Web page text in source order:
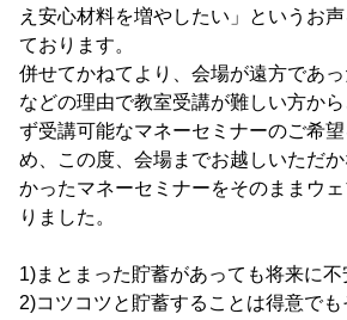
え安心材料を増やしたい」というお
ております。
併せてかねてより、会場が遠方であ
などの理由で教室受講が難しい方か
ず受講可能なマネーセミナーのご希
め、この度、会場までお越しいただ
かったマネーセミナーをそのままウ
りました。
1)まとまった貯蓄があっても将来に
2)コツコツと貯蓄することは得意で